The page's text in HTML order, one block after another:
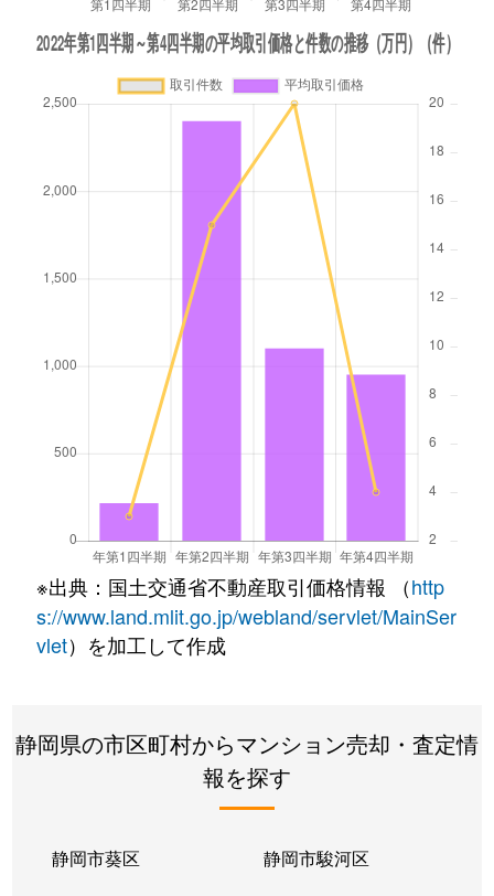
※出典：国土交通省不動産取引価格情報 （http
s://www.land.mlit.go.jp/webland/servlet/MainSer
vlet）を加工して作成
静岡県の市区町村からマンション売却・査定情
報を探す
静岡市葵区 静岡市駿河区